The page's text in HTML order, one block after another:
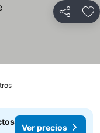
Compartir
Ver precios
Ver precios